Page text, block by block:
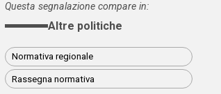
Questa segnalazione compare in:
Altre politiche
Normativa regionale
Rassegna normativa